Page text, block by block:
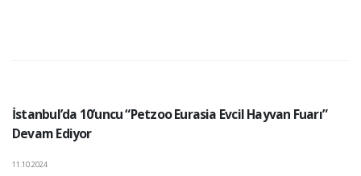
İstanbul’da 10’uncu “Petzoo Eurasia Evcil Hayvan Fuarı”
Devam Ediyor
11.10.2024